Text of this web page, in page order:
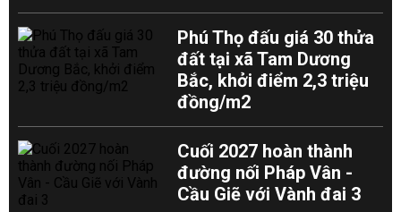
Phú Thọ đấu giá 30 thửa
đất tại xã Tam Dương
Bắc, khởi điểm 2,3 triệu
đồng/m2
Cuối 2027 hoàn thành
đường nối Pháp Vân -
Cầu Giẽ với Vành đai 3